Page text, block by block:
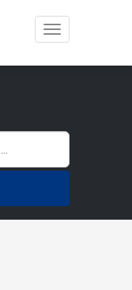
Toggle
navigation